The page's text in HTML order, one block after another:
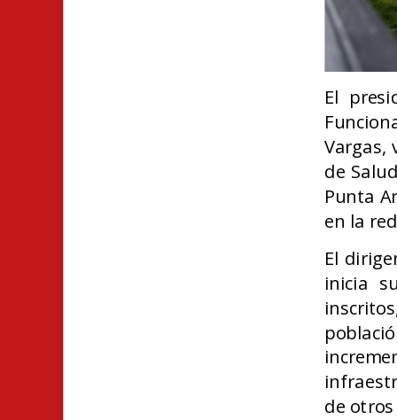
El
Vargas,
de
Punta
en la
El
inicia
de